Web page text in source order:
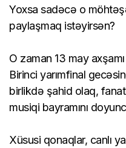
Yoxsa sadəcə o
paylaşmaq istəyirsən?
O zaman 13 may
Birinci yarımfinal
birlikdə şahid olaq,
musiqi bayramını
Xüsusi qonaqlar, canlı